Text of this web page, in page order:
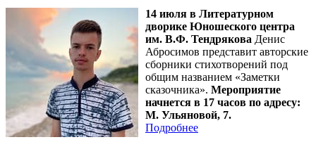
14 июля в Литературном
дворике Юношеского центра
им. В.Ф. Тендрякова Денис
Абросимов представит авторские
сборники стихотворений под
общим названием «Заметки
сказочника». Мероприятие
начнется в 17 часов по адресу:
М. Ульяновой, 7.
Подробнее